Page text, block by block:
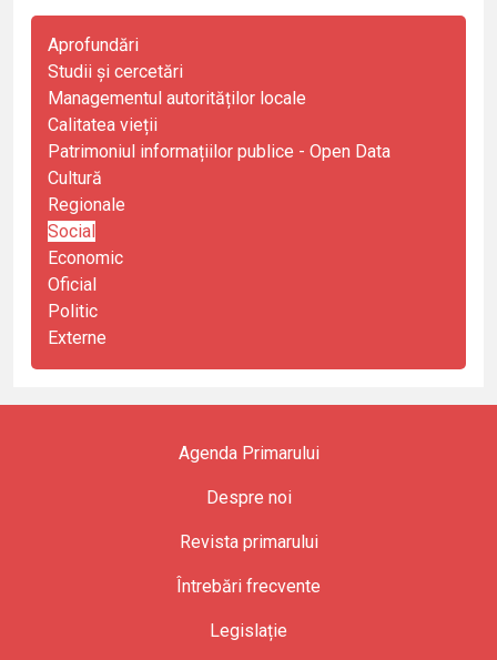
Aprofundări
Studii și cercetări
Managementul autorităților locale
Calitatea vieții
Patrimoniul informațiilor publice - Open Data
Cultură
Regionale
Social
Economic
Oficial
Politic
Externe
Agenda Primarului
Despre noi
Revista primarului
Întrebări frecvente
Legislație